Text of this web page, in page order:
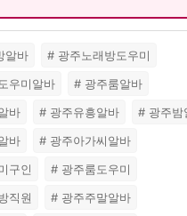
알바
# 광주노래방도우미
우미알바
# 광주룸알바
바
# 광주유흥알바
# 광주밤
바
# 광주아가씨알바
구인
# 광주룸도우미
직원
# 광주주말알바